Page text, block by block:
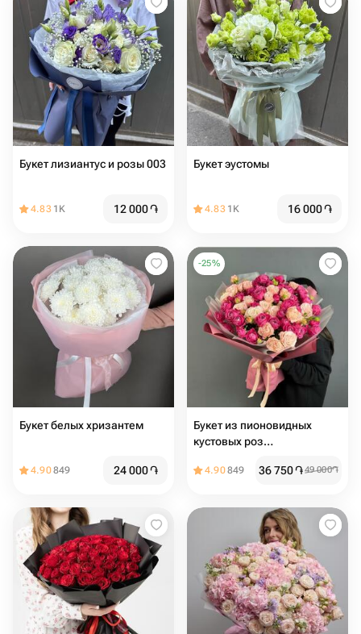
Букет лизиантус и розы 003
4.83 1K 12 000֏
Букет эустомы
4.83 1K 16 000֏
Букет белых хризантем
4.90849 24 000֏
-25%
Букет из пионовидных
кустовых роз
4.90849 36 750֏49 000֏